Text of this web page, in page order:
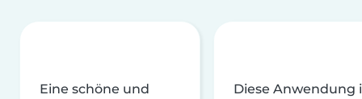
Eine schöne und
Diese Anwendung